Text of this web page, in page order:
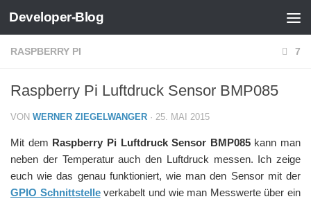
Zum Inhalt springen
Developer-Blog
RASPBERRY PI 7
Raspberry Pi Luftdruck Sensor BMP085
VON WERNER ZIEGELWANGER · 25. MAI 2015
Mit dem Raspberry Pi Luftdruck Sensor BMP085kann man
neben der Temperatur auch den Luftdruck messen. Ich zeige
euch wie das genau funktioniert, wie man den Sensor mit der
GPIO Schnittstelleverkabelt und wie man Messwerte über ein